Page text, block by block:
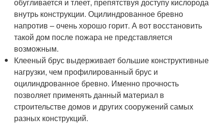
внутрь конструкции. Оцилиндрованное бревно
напротив – очень хорошо горит. А вот восстановить
такой дом после пожара не представляется
возможным.
Клееный брус выдерживает большие конструктивные
нагрузки, чем профилированный брус и
оцилиндрованное бревно. Именно прочность
позволяет применять данный материал в
строительстве домов и других сооружений самых
разных конструкций.